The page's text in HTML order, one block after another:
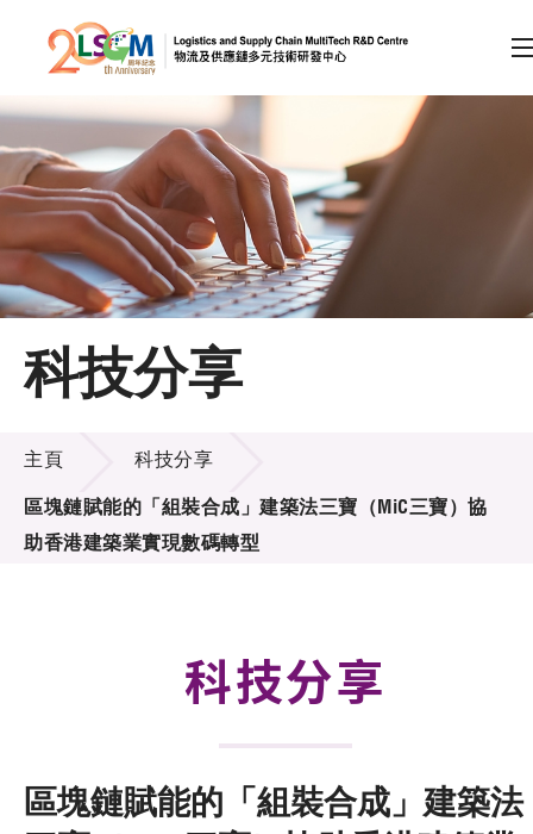
跳到內容（按回車鍵）
會員登入
A EN 繁 简
主頁
關於LSCM
技術商品化
項目及資助計劃
活動及消息
科技分享
科技分享
主頁 科技分享
區塊鏈賦能的「組裝合成」建築法三寶（MiC三寶）協
助香港建築業實現數碼轉型
科技分享
區塊鏈賦能的「組裝合成」建築法